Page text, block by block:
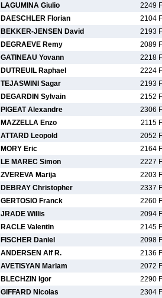
LAGUMINA Giulio
2249 F
DAESCHLER Florian
2104 F
BEKKER-JENSEN David
2193 F
DEGRAEVE Remy
2089 F
GATINEAU Yovann
2218 F
DUTREUIL Raphael
2224 F
TEJASWINI Sagar
2193 F
DEGARDIN Sylvain
2152 F
PIGEAT Alexandre
2306 F
MAZZELLA Enzo
2115 F
ATTARD Leopold
2052 F
MORY Eric
2164 F
LE MAREC Simon
2227 F
ZVEREVA Marija
2203 F
DEBRAY Christopher
2337 F
GERTOSIO Franck
2260 F
JRADE Willis
2094 F
RACLE Valentin
2145 F
FISCHER Daniel
2098 F
ANDERSEN Alf R.
2136 F
AVETISYAN Mariam
2072 F
BLECHZIN Igor
2290 F
GIFFARD Nicolas
2304 F